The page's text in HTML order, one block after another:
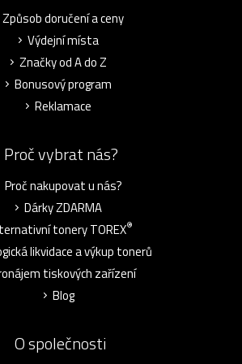
Způsob doručení a ceny
Výdejní místa
Značky od A do Z
Bonusový program
Reklamace
Proč vybrat nás?
Proč nakupovat u nás?
Dárky ZDARMA
tonery TOREX®
likvidace a výkup tonerů
tiskových zařízení
Blog
O společnosti